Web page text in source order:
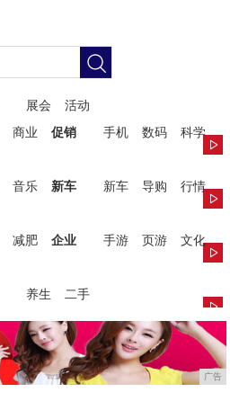
展会
活动
商业 促销 手机 数码
科学
音乐 新车 新车 导购
行情
减肥 企业 手游 页游
文化
养生 二手
广告